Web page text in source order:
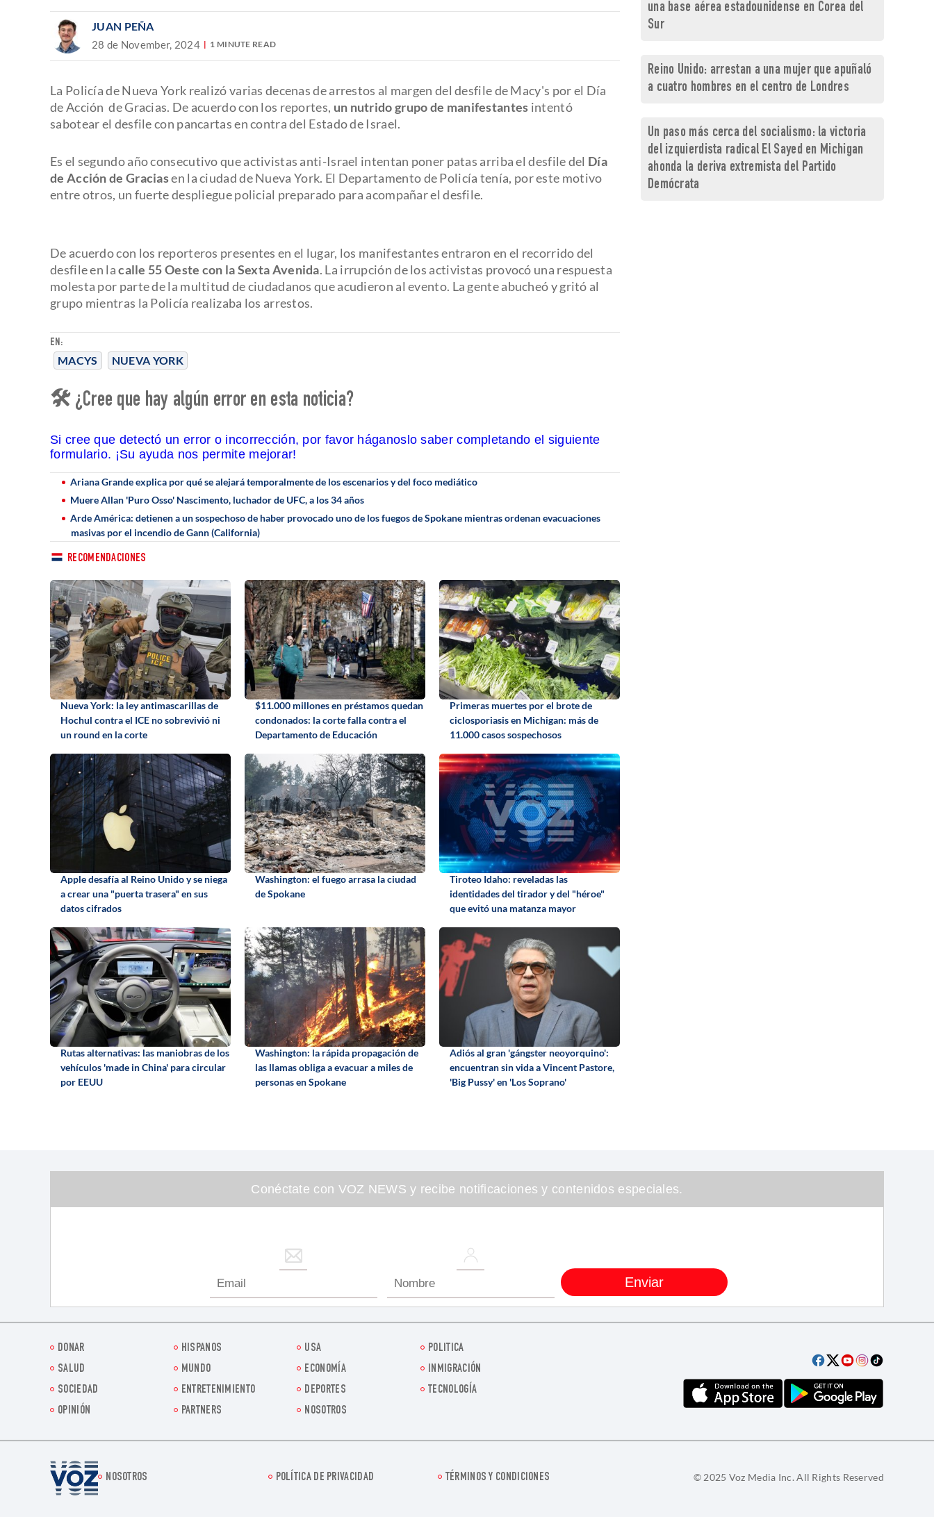
JUAN PEÑA
28 de November, 2024 1 MINUTE READ
EN:
MACYS NUEVA YORK
La Policía de Nueva York realizó varias decenas de arrestos al margen del desfile de Macy's por el Día
de Acción de Gracias. De acuerdo con los reportes, un nutrido grupo de manifestantes intentó
sabotear el desfile con pancartas en contra del Estado de Israel.
Es el segundo año consecutivo que activistas anti-Israel intentan poner patas arriba el desfile del Día
de Acción de Graciasen la ciudad de Nueva York. El Departamento de Policía tenía, por este motivo
entre otros, un fuerte despliegue policial preparado para acompañar el desfile.
De acuerdo con los reporteros presentes en el lugar, los manifestantes entraron en el recorrido del
desfile en lacalle 55 Oeste con la Sexta Avenida. La irrupción de los activistas provocó una respuesta
molesta por parte de la multitud de ciudadanos que acudieron al evento. La gente abucheó y gritó al
grupo mientras la Policía realizaba los arrestos.
🛠 ¿Cree que hay algún error en esta noticia?
Si cree que detectó un error o incorrección, por favor háganoslo saber completando el siguiente
formulario. ¡Su ayuda nos permite mejorar!
Ariana Grande explica por qué se alejará temporalmente de los escenarios y del foco mediático
Muere Allan 'Puro Osso' Nascimento, luchador de UFC, a los 34 años
Arde América: detienen a un sospechoso de haber provocado uno de los fuegos de Spokane mientras ordenan evacuaciones
masivas por el incendio de Gann (California)
RECOMENDACIONES
Nueva York: la ley antimascarillas de
Hochul contra el ICE no sobrevivió ni
un round en la corte
$11.000 millones en préstamos quedan
condonados: la corte falla contra el
Departamento de Educación
Primeras muertes por el brote de
ciclosporiasis en Michigan: más de
11.000 casos sospechosos
Apple desafía al Reino Unido y se niega
a crear una "puerta trasera" en sus
datos cifrados
Washington: el fuego arrasa la ciudad
de Spokane
Tiroteo Idaho: reveladas las
identidades del tirador y del "héroe"
que evitó una matanza mayor
Rutas alternativas: las maniobras de los
vehículos 'made in China' para circular
por EEUU
Washington: la rápida propagación de
las llamas obliga a evacuar a miles de
personas en Spokane
Adiós al gran 'gángster neoyorquino':
encuentran sin vida a Vincent Pastore,
'Big Pussy' en 'Los Soprano'
una base aérea estadounidense en Corea del
Sur
Reino Unido: arrestan a una mujer que apuñaló
a cuatro hombres en el centro de Londres
Un paso más cerca del socialismo: la victoria
del izquierdista radical El Sayed en Michigan
ahonda la deriva extremista del Partido
Demócrata
Conéctate con VOZ NEWS y recibe notificaciones y contenidos especiales.
DONAR HISPANOS USA
POLITICA
SALUD
MUNDO ECONOMÍA
INMIGRACIÓN
SOCIEDAD
ENTRETENIMIENTO DEPORTES
TECNOLOGÍA
OPINIÓN
PARTNERS NOSOTROS
Voz.us
NOSOTROS POLÍTICA DE PRIVACIDAD TÉRMINOS Y CONDICIONES © 2025 Voz Media Inc. All Rights Reserved